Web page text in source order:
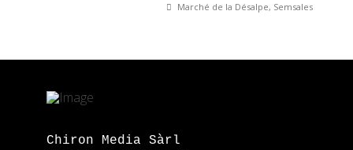
Marché de la Désalpe, Semsales
Chiron Media Sàrl